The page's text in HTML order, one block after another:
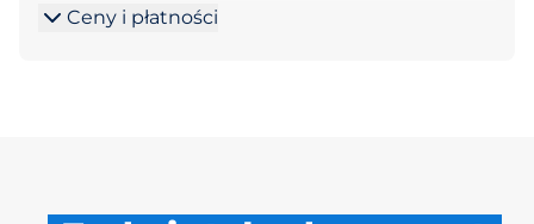
Ceny i płatności